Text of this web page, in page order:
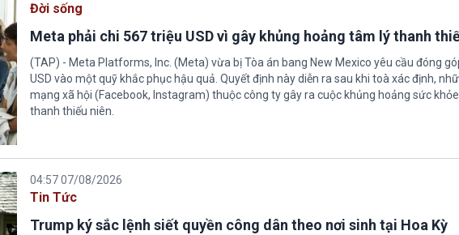
Đời sống
Meta phải chi 567 triệu USD vì gây khủng hoảng tâm lý thanh
(TAP) - Meta Platforms, Inc. (Meta) vừa bị Tòa án bang New Mexico yêu cầu đóng
USD vào một quỹ khắc phục hậu quả. Quyết định này diễn ra sau khi toà xác định,
mạng xã hội (Facebook, Instagram) thuộc công ty gây ra cuộc khủng hoảng sức
thanh thiếu niên.
04:57 07/08/2026
Tin Tức
Trump ký sắc lệnh siết quyền công dân theo nơi sinh tại Hoa Kỳ